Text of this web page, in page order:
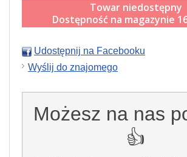
Towar niedostępny
Dostępność na magazynie
Udostępnij na Facebooku
Wyślij do znajomego
Możesz na nas
👍